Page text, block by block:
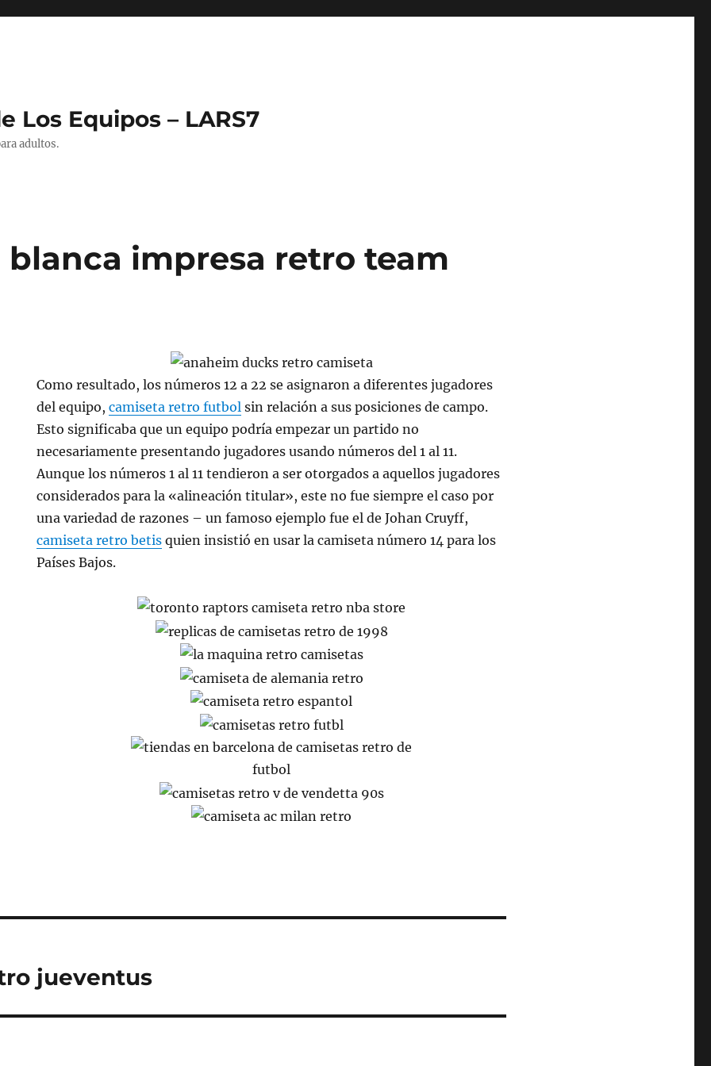
Los Equipos – LARS7
adultos.
impresa retro team
Como resultado, los números 12 a 22 se asignaron a diferentes jugadores
del equipo,camiseta retro futbol sin relación a sus posiciones de campo.
Esto significaba que un equipo podría empezar un partido no
necesariamente presentando jugadores usando números del 1 al 11.
Aunque los números 1 al 11 tendieron a ser otorgados a aquellos jugadores
considerados para la «alineación titular», este no fue siempre el caso por
una variedad de razones – un famoso ejemplo fue el de Johan Cruyff,
camiseta retro betis quien insistió en usar la camiseta número 14 para los
Países Bajos.
jueventus